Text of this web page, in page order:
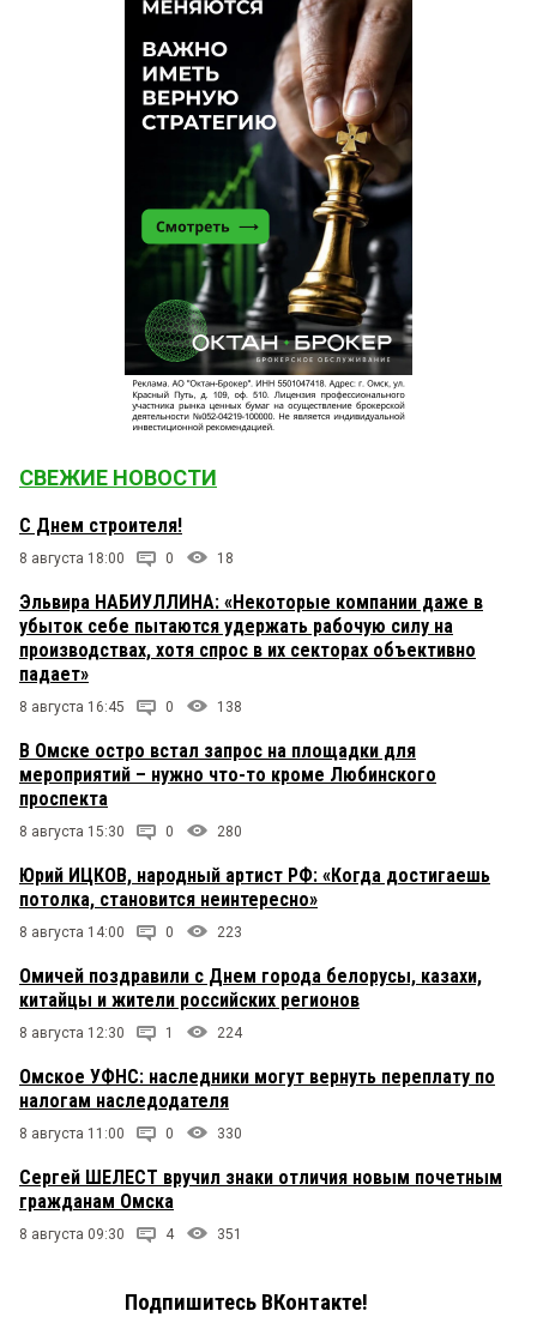
СВЕЖИЕ НОВОСТИ
С Днем строителя!
8 августа 18:00 0 18
Эльвира НАБИУЛЛИНА: «Некоторые компании даже в
убыток себе пытаются удержать рабочую силу на
производствах, хотя спрос в их секторах объективно
падает»
8 августа 16:45 0 138
В Омске остро встал запрос на площадки для
мероприятий – нужно что-то кроме Любинского
проспекта
8 августа 15:30 0 280
Юрий ИЦКОВ, народный артист РФ: «Когда достигаешь
потолка, становится неинтересно»
8 августа 14:00 0 223
Омичей поздравили с Днем города белорусы, казахи,
китайцы и жители российских регионов
8 августа 12:30 1 224
Омское УФНС: наследники могут вернуть переплату по
налогам наследодателя
8 августа 11:00 0 330
Сергей ШЕЛЕСТ вручил знаки отличия новым почетным
гражданам Омска
8 августа 09:30 4 351
Подпишитесь ВКонтакте!